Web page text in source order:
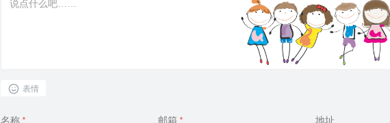
表情
名称 * 邮箱 * 地址